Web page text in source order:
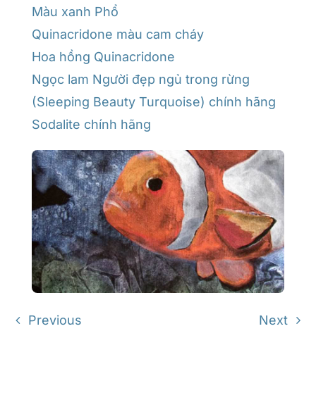
Màu xanh Phổ
Quinacridone màu cam cháy
Hoa hồng Quinacridone
Ngọc lam Người đẹp ngủ trong rừng
(Sleeping Beauty Turquoise) chính hãng
Sodalite chính hãng
Previous Next